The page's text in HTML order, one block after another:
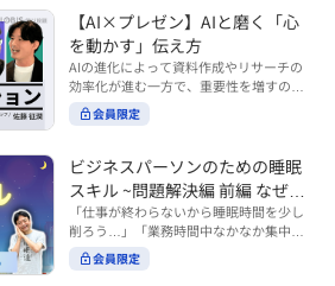
is.co.jp/ja/courses/fe285262/learn/step
s/59808 ・傾聴力 ~リーダーのための聴
く技術~（実践編） https://unlimited.gl
obis.co.jp/ja/courses/01d24a39/learn/s
teps/59813 ※本動画は、制作時点の情
報に基づき作成したものです（2026年6
月制作）
で設計された全12回のシリーズです。
（順次公開） https://unlimited.globis.c
o.jp/ja/tags/AI%E3%83%93%E3%82%B
8%E3%83%8D%E3%82%B9%E3%82%
B7%E3%83%95%E3%83%88 ・基礎編
（第1回〜3回）：リーダーやマネージャ
ーに求められる、AI時代の基礎的なリテ
ジメント編（第4回〜7回）：AI時代のリ
ーダーシップや組織変革を中心に学ぶコ
ース ・機能別戦略編（第8回〜12回）：
AI時代における機能別での戦略のあり方
を中心に学ぶコース より実践的なAIツー
ルの活用法について学びたい方は『AI W
ス・キャピタル・パートナーズ 代表パ
ートナー
期配信されます。 取り上げて欲しいご質
問やテーマ、感想を随時受け付けていま
す。 グーグルフォーム（https://forms.g
le/qqoBYuRUmUYz4scC6） または グ
ロ放題編集部員のX（https://x.com/mai
rakobayashi） まで、ぜひご要望をお
6月制作）
【AI×プレゼン】AIと磨く「心
を動かす」伝え方
AIの進化によって資料作成やリサーチの
効率化が進む一方で、重要性を増すのが
「伝える力」です。本コースでは、AI時
代のプレゼンに求められるデリバリース
を客観的に評価し、改善できるAI活用法
も紹介。大事な場面で「心を動かす」プ
レゼンをしたい方におすすめです。関連
コース「プレゼンテーションスキル」も
併せてご覧ください。 ▼プレゼン動画分
析プロンプト（辛口） https://hodai.glo
bis.co.jp/learning_documents/6f976cd
会員限定
ビジネスパーソンのための睡眠
スキル ~問題解決編 前編 なぜ眠
れないのか？~
「仕事が終わらないから睡眠時間を少し
削ろう…」「業務時間中なかなか集中で
きない…」「毎日朝起きるのがつら
い…」。 あなたはこのような経験をした
会員限定